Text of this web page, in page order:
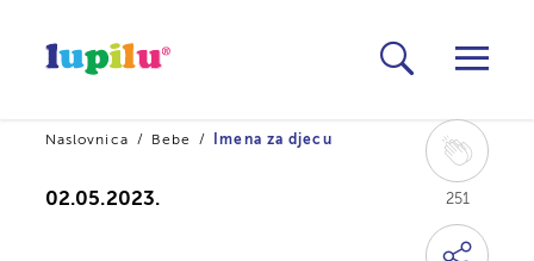
251
Naslovnica Bebe Imena za djecu
02.05.2023.